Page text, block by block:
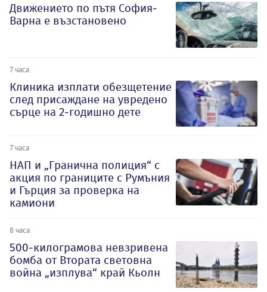
Движението по пътя София-
Варна е възстановено
7 часа
Клиника изплати обезщетение
след присаждане на увредено
сърце на 2-годишно дете
7 часа
НАП и „Гранична полиция“ с
акция по границите с Румъния
и Гърция за проверка на
камиони
8 часа
500-килограмова невзривена
бомба от Втората световна
война „изплува“ край Кьолн